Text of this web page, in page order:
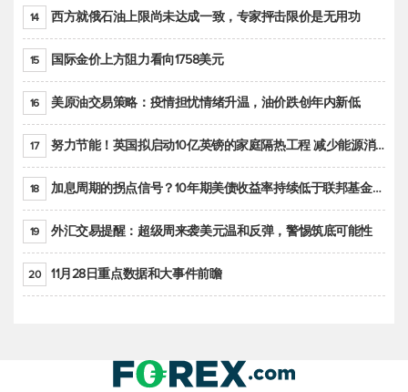
14 西方就俄石油上限尚未达成一致，专家抨击限价是无用功
15 国际金价上方阻力看向1758美元
16 美原油交易策略：疫情担忧情绪升温，油价跌创年内新低
17 努力节能！英国拟启动10亿英镑的家庭隔热工程 减少能源消耗
18 加息周期的拐点信号？10年期美债收益率持续低于联邦基金利率目标区间
19 外汇交易提醒：超级周来袭美元温和反弹，警惕筑底可能性
20 11月28日重点数据和大事件前瞻